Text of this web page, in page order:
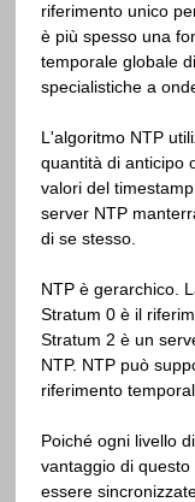
riferimento unico
è più spesso una
temporale globale
specialistiche a
L'algoritmo NTP
quantità di anticipo
valori del
server NTP
di se stesso.
NTP è gerarchico.
Stratum 0 è il
Stratum 2 è un
NTP. NTP può
riferimento
Poiché ogni livello
vantaggio di
essere